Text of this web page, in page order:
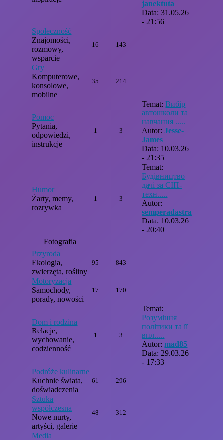
janektuta
Data: 31.05.26
- 21:56
Społeczność
Znajomości,
rozmowy,
wsparcie
16 143
Gry
Komputerowe,
konsolowe,
mobilne
35 214
Pomoc
Pytania,
odpowiedzi,
instrukcje
1 3
Temat:Вибір
автошколи та
навчання .....
Autor:Jesse-
James
Data: 10.03.26
- 21:35
Humor
Żarty, memy,
rozrywka
1 3
Temat:
Будівництво
дачі за СІП-
техн.....
Autor:
semperadastra
Data: 10.03.26
- 20:40
Fotografia
Przyroda
Ekologia,
zwierzęta, rośliny
95 843
Motoryzacja
Samochody,
porady, nowości
17 170
Dom i rodzina
Relacje,
wychowanie,
codzienność
1 3
Temat:
Розуміння
політики та її
впл.....
Autor:mad85
Data: 29.03.26
- 17:33
Podróże kulinarne
Kuchnie świata,
doświadczenia
61 296
Sztuka
współczesna
Nowe nurty,
artyści, galerie
48 312
Media